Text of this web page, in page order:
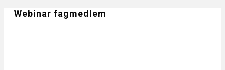
Webinar fagmedlem